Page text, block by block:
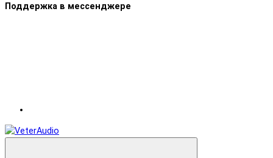
Поддержка в мессенджере